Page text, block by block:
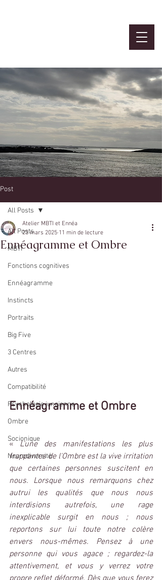
Post
All Posts
MBTI
Fonctions cognitives
Ennéagramme
Instincts
Portraits
Big Five
3 Centres
Autres
Compatibilité
Psychologie jungienne
Ombre
Socionique
Neurodiversité
All Posts
Ennéagramme et Ombre
Atelier MBTI et Ennéa
23 mars 2025 11 min de lecture
Ennéagramme et Ombre
« L'une des manifestations les plus
frappantes de l'Ombre est la vive irritation
que certaines personnes suscitent en
nous. Lorsque nous remarquons chez
autrui les qualités que nous nous
interdisions autrefois, une rage
inexplicable surgit en nous ; nous
reportons sur lui toute notre colère
envers nous-mêmes. Pensez à une
personne qui vous agace ; regardez-la
attentivement, et vous y verrez votre